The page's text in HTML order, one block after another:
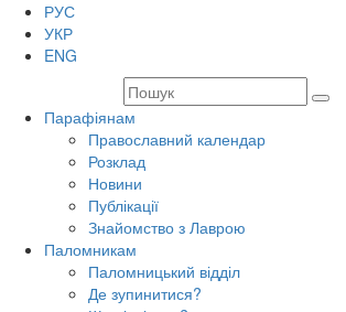
РУС
УКР
ENG
Парафіянам
Православний календар
Розклад
Новини
Публікації
Знайомство з Лаврою
Паломникам
Паломницький відділ
Де зупинитися?